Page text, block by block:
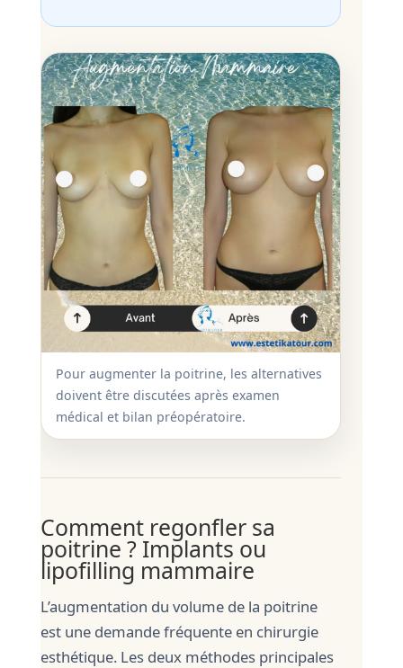
Pour augmenter la poitrine, les alternatives
doivent être discutées après examen
médical et bilan préopératoire.
Comment regonfler sa
poitrine ? Implants ou
lipofilling mammaire
L’augmentation du volume de la poitrine
est une demande fréquente en chirurgie
esthétique. Les deux méthodes principales